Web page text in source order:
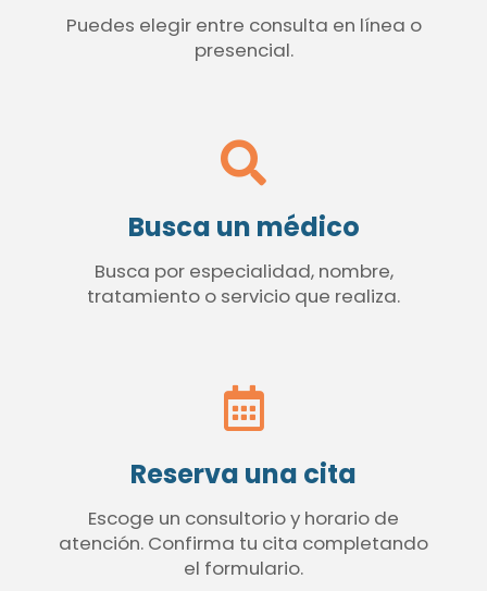
Puedes elegir entre consulta en línea o
presencial.
Busca un médico
Busca por especialidad, nombre,
tratamiento o servicio que realiza.
Reserva una cita
Escoge un consultorio y horario de
atención. Confirma tu cita completando
el formulario.